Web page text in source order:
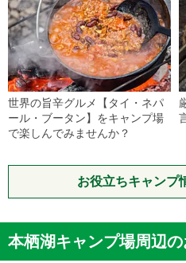
世界の旨辛グルメ【タイ・ネパ
ール・ブータン】をキャンプ場
で楽しんでみませんか？
お役立ちキャンプ
本栖湖キャンプ場周辺